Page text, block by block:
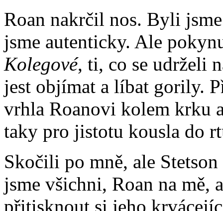
Roan nakrčil nos. Byli
jsme autenticky. Ale
Kolegové, ti, co se udrželi
jest objímat a líbat gorily.
vrhla Roanovi kolem krku
taky pro jistotu kousla do
Skočili po mně, ale
jsme všichni, Roan na mě,
přitisknout si jeho